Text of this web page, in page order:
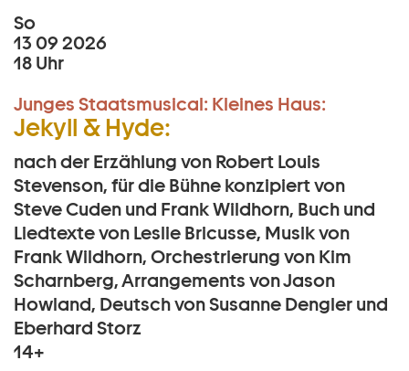
So
13 09 2026
18 Uhr
Junges Staatsmusical: Kleines Haus:
Jekyll & Hyde:
nach der Erzählung von Robert Louis
Stevenson, für die Bühne konzipiert von
Steve Cuden und Frank Wildhorn, Buch und
Liedtexte von Leslie Bricusse, Musik von
Frank Wildhorn, Orchestrierung von Kim
Scharnberg, Arrangements von Jason
Howland, Deutsch von Susanne Dengler und
Eberhard Storz
14+